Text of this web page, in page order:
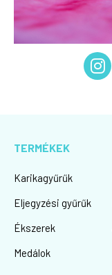
TERMÉKEK
Karikagyűrűk
Eljegyzési gyűrűk
Ékszerek
Medálok